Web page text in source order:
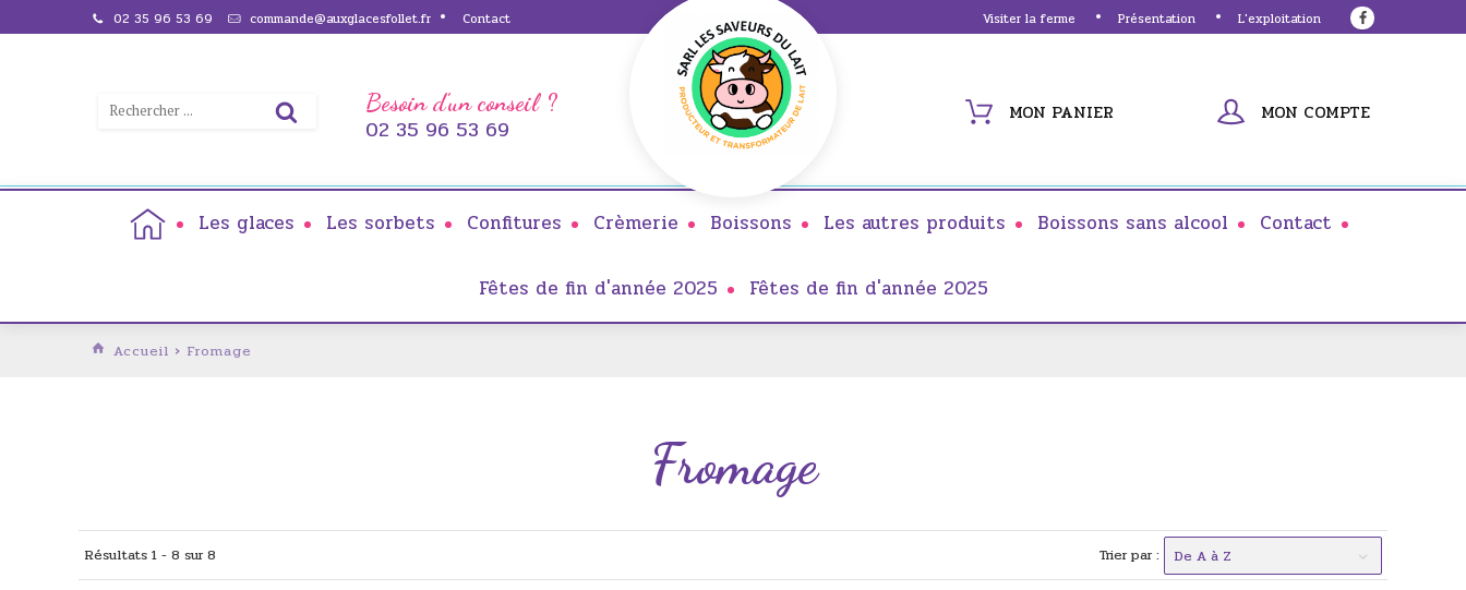
02 35 96 53 69 commande@auxglacesfollet.fr Contact Visiter la ferme Présentation L'exploitation
Besoin d'un conseil ?
02 35 96 53 69
MON PANIER MON COMPTE
Les glaces Les sorbets Confitures Crèmerie Boissons Les autres produits Boissons sans alcool Contact
Fêtes de fin d'année 2025 Fêtes de fin d'année 2025
Accueil › Fromage
Fromage
Résultats 1 - 8 sur 8 Trier par : De A à Z